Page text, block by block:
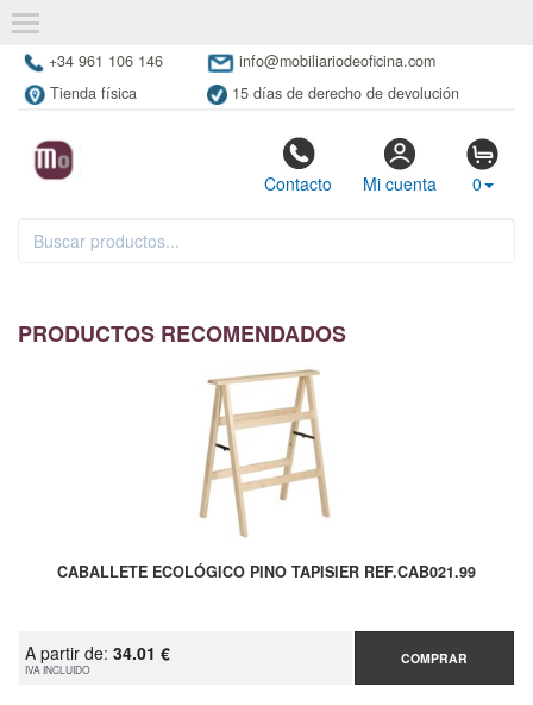
+34 961 106 146
info@mobiliariodeoficina.com
Tienda física
15 días de derecho de devolución
Contacto Mi cuenta 0
PRODUCTOS RECOMENDADOS
CABALLETE ECOLÓGICO PINO TAPISIER REF.CAB021.99
A partir de: 34.01 €
IVA INCLUIDO
COMPRAR